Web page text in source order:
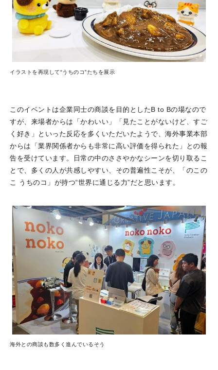
イラストを再現して“うちのコ”たちを展示
このイベントは企業同士の商談を目的としたB to Bの場なので
すが、来場者からは「かわいい」「見たことがないけど、すご
く好き」といった反応を多くいただいたようで、海外事業本部
からは「業界関係者からも非常に高い評価を得られた」との報
告を受けています。日常の中のささやかなシーンを切り取るこ
とで、多くの人が共感しやすい、その普遍性こそが、「のこの
こ うちのコ」が持つ“世界に通じる力”だと思います。
海外との商談も数多く進んでいるそう